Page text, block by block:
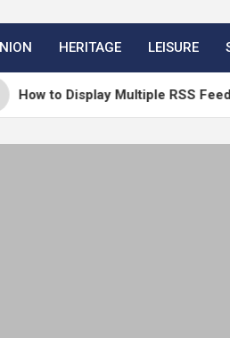
HERITAGE LEISURE
Multiple RSS Feeds on One